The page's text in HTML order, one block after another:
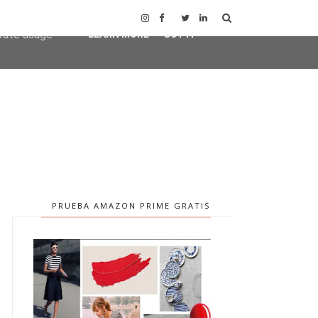
PRUEBA AMAZON PRIME GRATIS
agent
usage
LEARN MORE GOT IT